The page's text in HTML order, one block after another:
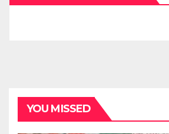
YOU MISSED